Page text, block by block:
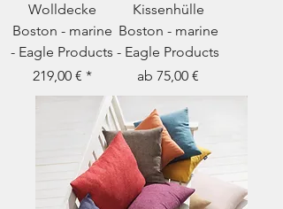
Wolldecke
Boston - marine
- Eagle Products
Preis
219,00 €
Kissenhülle
Boston - marine
- Eagle Products
ab 75,00 €
Sale-Preis